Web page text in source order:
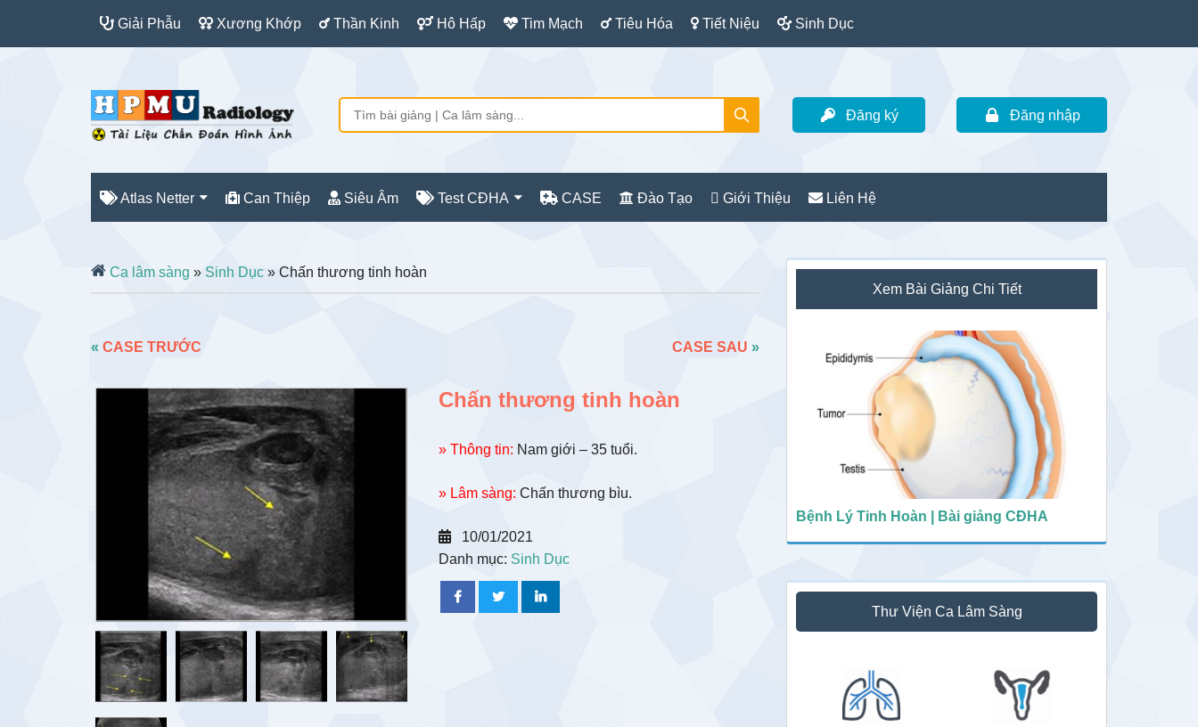
Giải Phẫu Xương Khớp Thần Kinh Hô Hấp Tim Mạch Tiêu Hóa Tiết Niệu Sinh Dục
Đăng ký Đăng nhập
Atlas Netter Can Thiệp Siêu Âm Test CĐHA CASE Đào Tạo Giới Thiệu Liên Hệ
Ca lâm sàng » Sinh Dục » Chấn thương tinh hoàn
« CASE TRƯỚC CASE SAU »
Chấn thương tinh hoàn
» Thông tin: Nam giới – 35 tuổi.
» Lâm sàng: Chấn thương bìu.
10/01/2021
Danh mục: Sinh Dục
Sidebar
chính
Xem Bài Giảng Chi Tiết
Bệnh Lý Tinh Hoàn | Bài giảng CĐHA
Thư Viện Ca Lâm Sàng